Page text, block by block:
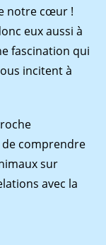
notre cœur !
eux aussi à
fascination qui
incitent à
comprendre
sur
avec la